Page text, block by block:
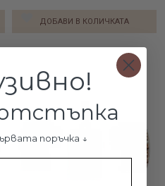
ДОБАВИ В КОЛИЧКАТА
поръчка ↓